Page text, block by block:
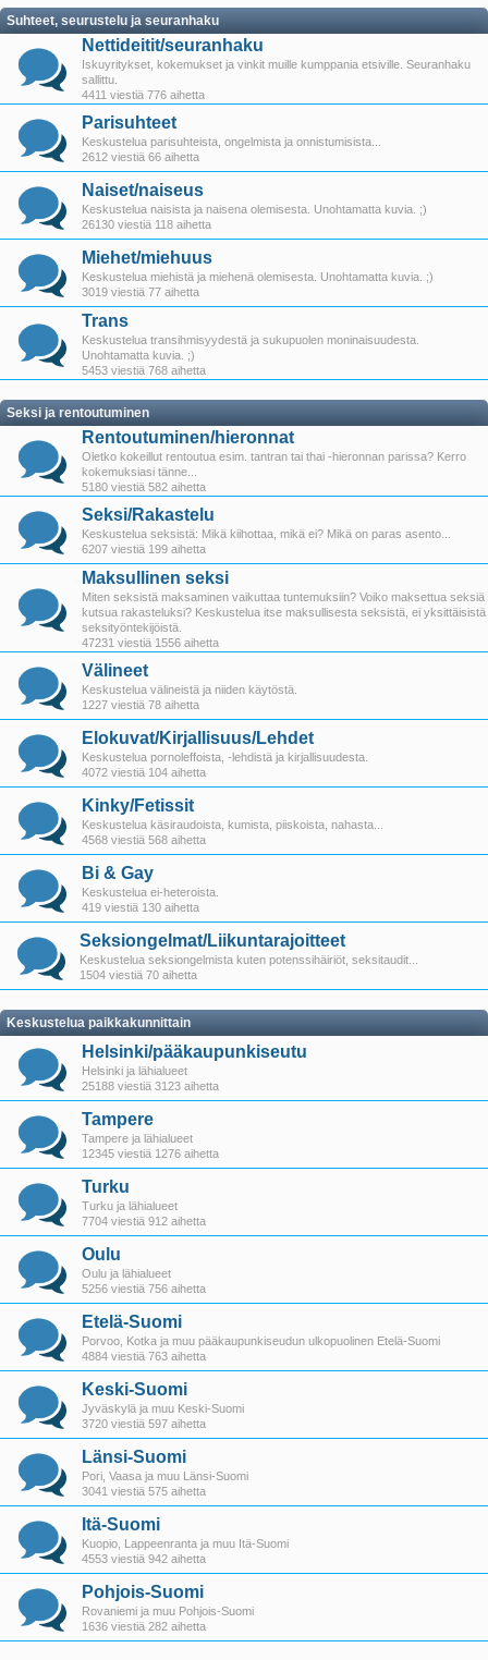
Suhteet, seurustelu ja seuranhaku
Nettideitit/seuranhaku
Iskuyritykset, kokemukset ja vinkit muille kumppania etsiville. Seuranhaku
sallittu.
4411 viestiä 776 aihetta
Parisuhteet
Keskustelua parisuhteista, ongelmista ja onnistumisista...
2612 viestiä 66 aihetta
Naiset/naiseus
Keskustelua naisista ja naisena olemisesta. Unohtamatta kuvia. ;)
26130 viestiä 118 aihetta
Miehet/miehuus
Keskustelua miehistä ja miehenä olemisesta. Unohtamatta kuvia. ;)
3019 viestiä 77 aihetta
Trans
Keskustelua transihmisyydestä ja sukupuolen moninaisuudesta.
Unohtamatta kuvia. ;)
5453 viestiä 768 aihetta
Seksi ja rentoutuminen
Rentoutuminen/hieronnat
Oletko kokeillut rentoutua esim. tantran tai thai -hieronnan parissa? Kerro
kokemuksiasi tänne...
5180 viestiä 582 aihetta
Seksi/Rakastelu
Keskustelua seksistä: Mikä kiihottaa, mikä ei? Mikä on paras asento...
6207 viestiä 199 aihetta
Maksullinen seksi
Miten seksistä maksaminen vaikuttaa tuntemuksiin? Voiko maksettua seksiä
kutsua rakasteluksi? Keskustelua itse maksullisesta seksistä, ei yksittäisistä
seksityöntekijöistä.
47231 viestiä 1556 aihetta
Välineet
Keskustelua välineistä ja niiden käytöstä.
1227 viestiä 78 aihetta
Elokuvat/Kirjallisuus/Lehdet
Keskustelua pornoleffoista, -lehdistä ja kirjallisuudesta.
4072 viestiä 104 aihetta
Kinky/Fetissit
Keskustelua käsiraudoista, kumista, piiskoista, nahasta...
4568 viestiä 568 aihetta
Bi & Gay
Keskustelua ei-heteroista.
419 viestiä 130 aihetta
Seksiongelmat/Liikuntarajoitteet
Keskustelua seksiongelmista kuten potenssihäiriöt, seksitaudit...
1504 viestiä 70 aihetta
Keskustelua paikkakunnittain
Helsinki/pääkaupunkiseutu
Helsinki ja lähialueet
25188 viestiä 3123 aihetta
Tampere
Tampere ja lähialueet
12345 viestiä 1276 aihetta
Turku
Turku ja lähialueet
7704 viestiä 912 aihetta
Oulu
Oulu ja lähialueet
5256 viestiä 756 aihetta
Etelä-Suomi
Porvoo, Kotka ja muu pääkaupunkiseudun ulkopuolinen Etelä-Suomi
4884 viestiä 763 aihetta
Keski-Suomi
Jyväskylä ja muu Keski-Suomi
3720 viestiä 597 aihetta
Länsi-Suomi
Pori, Vaasa ja muu Länsi-Suomi
3041 viestiä 575 aihetta
Itä-Suomi
Kuopio, Lappeenranta ja muu Itä-Suomi
4553 viestiä 942 aihetta
Pohjois-Suomi
Rovaniemi ja muu Pohjois-Suomi
1636 viestiä 282 aihetta